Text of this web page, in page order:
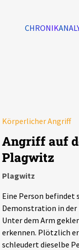
CHRONIK
Körperlicher Angriff
Angriff auf
Plagwitz
Plagwitz
Eine Person befindet
Demonstration in
Unter dem Arm
erkennen. Plötzlich
schleudert dieselbe